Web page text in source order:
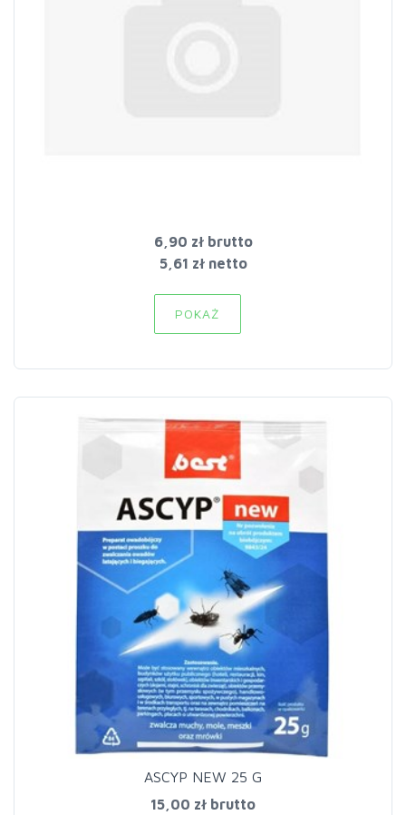
6,90 złbrutto
5,61 zł netto
POKAŻ
ASCYP NEW 25 G
15,00 zł brutto